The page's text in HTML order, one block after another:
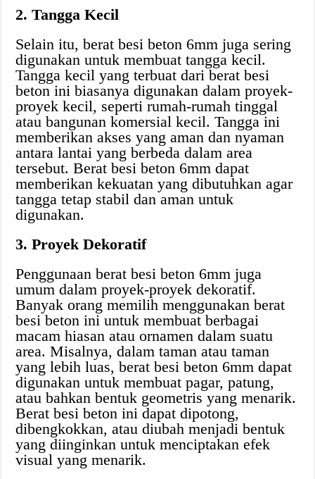
2. Tangga Kecil
Selain itu, berat besi beton 6mm juga sering
digunakan untuk membuat tangga kecil.
Tangga kecil yang terbuat dari berat besi
beton ini biasanya digunakan dalam proyek-
proyek kecil, seperti rumah-rumah tinggal
atau bangunan komersial kecil. Tangga ini
memberikan akses yang aman dan nyaman
antara lantai yang berbeda dalam area
tersebut. Berat besi beton 6mm dapat
memberikan kekuatan yang dibutuhkan agar
tangga tetap stabil dan aman untuk
digunakan.
3. Proyek Dekoratif
Penggunaan berat besi beton 6mm juga
umum dalam proyek-proyek dekoratif.
Banyak orang memilih menggunakan berat
besi beton ini untuk membuat berbagai
macam hiasan atau ornamen dalam suatu
area. Misalnya, dalam taman atau taman
yang lebih luas, berat besi beton 6mm dapat
digunakan untuk membuat pagar, patung,
atau bahkan bentuk geometris yang menarik.
Berat besi beton ini dapat dipotong,
dibengkokkan, atau diubah menjadi bentuk
yang diinginkan untuk menciptakan efek
visual yang menarik.